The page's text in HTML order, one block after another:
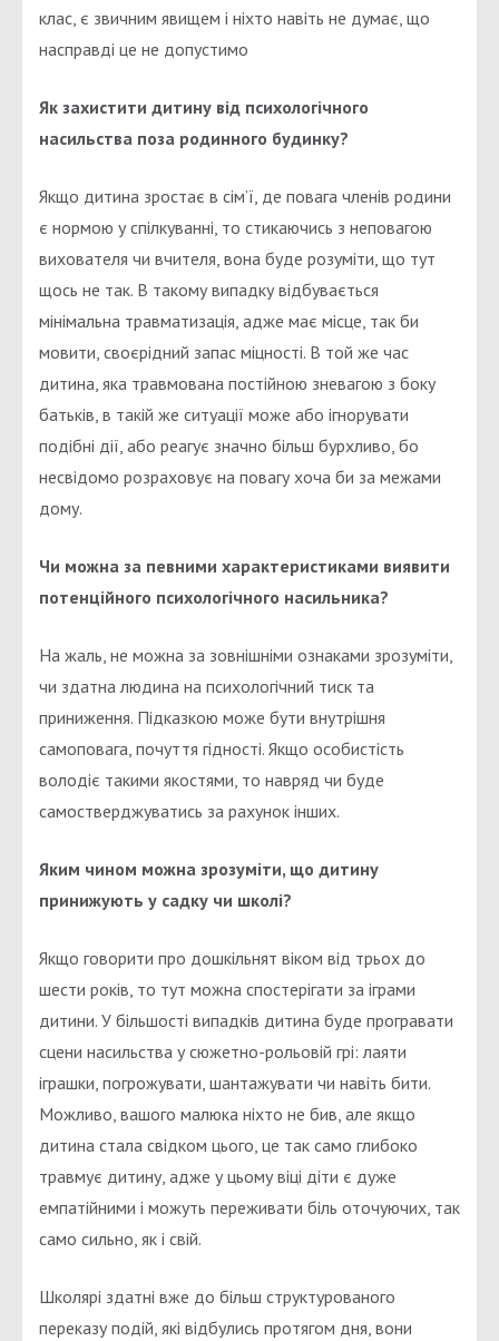
клас, є звичним явищем і ніхто навіть не думає, що
насправді це не допустимо
Як захистити дитину від психологічного
насильства поза родинного будинку?
Якщо дитина зростає в сім’ї, де повага членів родини
є нормою у спілкуванні, то стикаючись з неповагою
вихователя чи вчителя, вона буде розуміти, що тут
щось не так. В такому випадку відбувається
мінімальна травматизація, адже має місце, так би
мовити, своєрідний запас міцності. В той же час
дитина, яка травмована постійною зневагою з боку
батьків, в такій же ситуації може або ігнорувати
подібні дії, або реагує значно більш бурхливо, бо
несвідомо розраховує на повагу хоча би за межами
дому.
Чи можна за певними характеристиками виявити
потенційного психологічного насильника?
На жаль, не можна за зовнішніми ознаками зрозуміти,
чи здатна людина на психологічний тиск та
приниження. Підказкою може бути внутрішня
самоповага, почуття гідності. Якщо особистість
володіє такими якостями, то навряд чи буде
самостверджуватись за рахунок інших.
Яким чином можна зрозуміти, що дитину
принижують у садку чи школі?
Якщо говорити про дошкільнят віком від трьох до
шести років, то тут можна спостерігати за іграми
дитини. У більшості випадків дитина буде програвати
сцени насильства у сюжетно-рольовій грі: лаяти
іграшки, погрожувати, шантажувати чи навіть бити.
Можливо, вашого малюка ніхто не бив, але якщо
дитина стала свідком цього, це так само глибоко
травмує дитину, адже у цьому віці діти є дуже
емпатійними і можуть переживати біль оточуючих, так
само сильно, як і свій.
Школярі здатні вже до більш структурованого
переказу подій, які відбулись протягом дня, вони